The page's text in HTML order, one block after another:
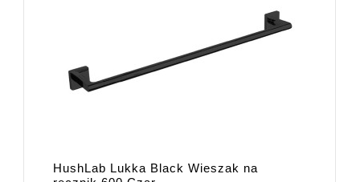
HushLab Lukka Black Wieszak na